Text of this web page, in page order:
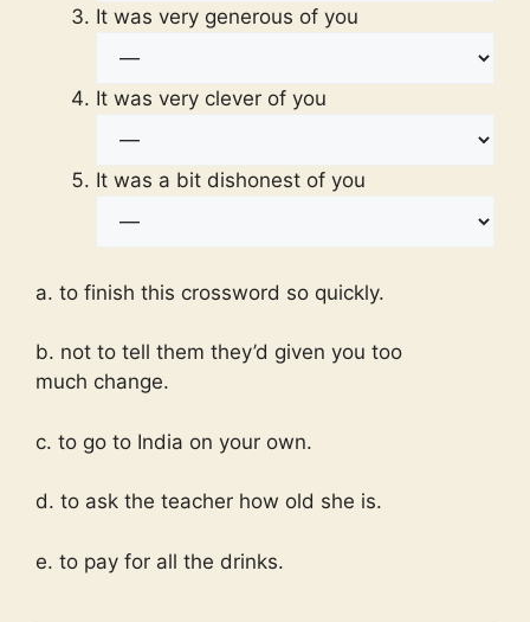
It was very generous of you
It was very clever of you
It was a bit dishonest of you
a. to finish this crossword so quickly.
b. not to tell them they’d given you too
much change.
c. to go to India on your own.
d. to ask the teacher how old she is.
e. to pay for all the drinks.